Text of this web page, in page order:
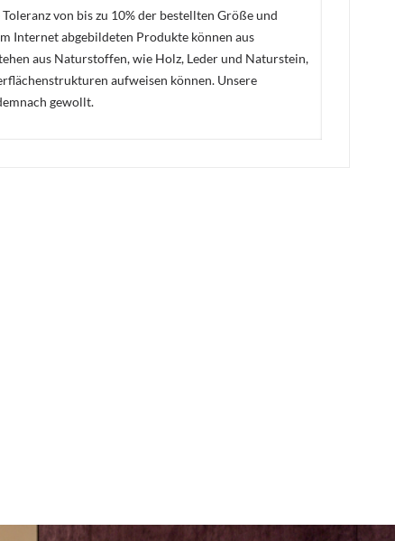
von bis zu 10% der bestellten Größe und
Internet abgebildeten Produkte können aus
aus Naturstoffen, wie Holz, Leder und Naturstein,
aufweisen können. Unsere
gewollt.